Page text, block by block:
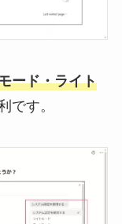
ード・ライト
です。